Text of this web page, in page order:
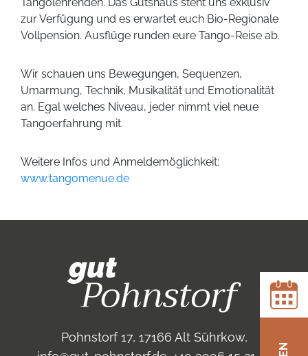
zur Verfügung und es erwartet euch Bio-Regionale
Vollpension. Ausflüge runden eure Tango-Reise ab.
Wir schauen uns Bewegungen, Sequenzen,
Umarmung, Technik, Musikalität und Emotionalität
an. Egal welches Niveau, jeder nimmt viel neue
Tangoerfahrung mit.
Weitere Infos und Anmeldemöglichkeit:
www.tangomenue.de
Pohnstorf 17, 17166 Alt Sührkow,